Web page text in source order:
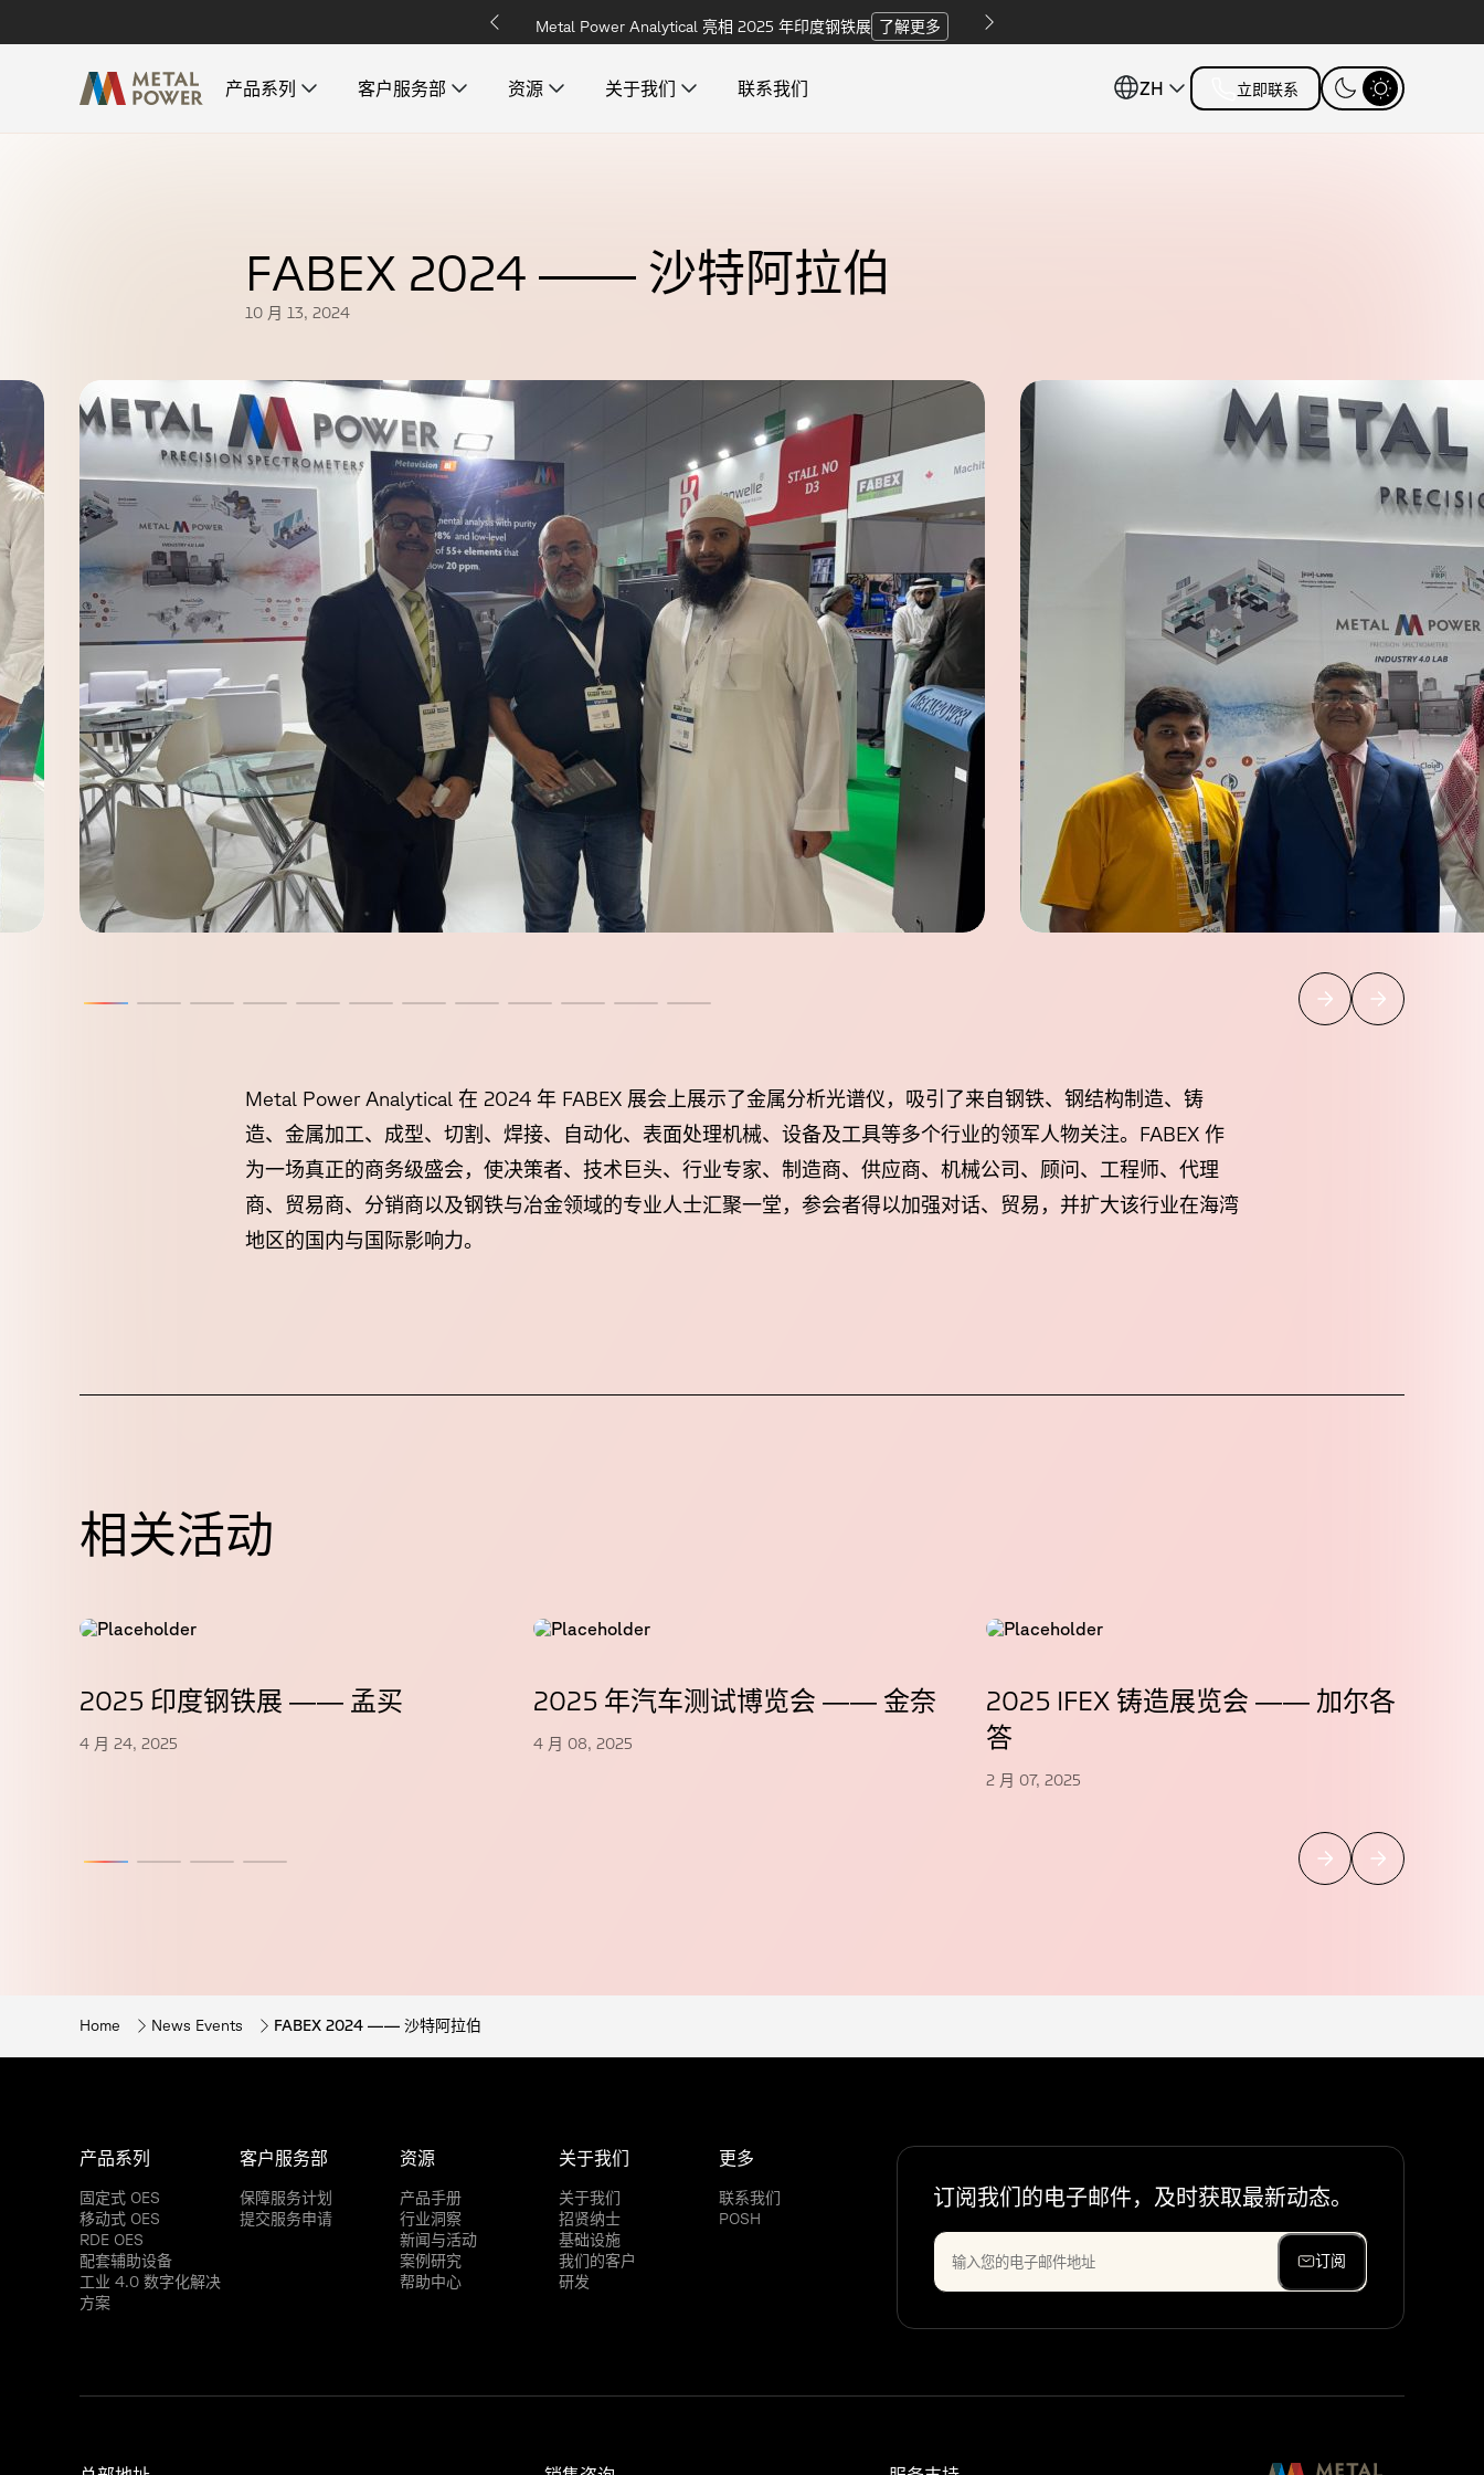
Metal Power Analytical 亮相 2025 年印度钢铁展 了解更多
产品系列
用于金属分析的固定式 OES
我们的固定式 Arc/Spark OES 为金属
分析提供高产能解决方案。
移动式金属分析 OES
我们的便携式 OES 坚固耐用、性能可
靠，是为现场金属分析量身打造的解
用于油液分析的 RDE OES
我们的旋转圆盘电极光学发射光谱仪
(RDE OES) 可精准测定油液中的元素
成分。
配套辅助设备
提供各类配套设备与转接器，为您全
方位提升光谱仪的操作性能。
工业 4.0 数字化解决方案
搭载工业 4.0 数字化解决方案可实时
提供信息、诊断数据与洞察，帮助您
实现生产效率跃升。
查看全部产品
客户服务部
涵盖零部件供应与专业服务的全方位
的价值支持。
申请提供服务
填写本页联系表单，即可预约咨询服
帮助中心
Metal Power Analytical 为印度客户直
接提供服务支持。
客户服务
资源
查找有关我们产品、服务和技术的一
行业洞察
了解我们的光谱仪在各领域、各行业
的核心应用与深度洞察。
关注 Metal Power Analytical 的最新
动态与活动资讯。
请下载我们的产品手册、软件包、白
皮书及其他行业资源。
案例研究
Explore real-world success stories
of our customers featuring
applications, insights, & measurable
results
请下载我们的产品手册、软
件包、白皮书及其他行业资
关于我们
三十余年来，Metal Power Analytical
的先驱。
基础设施
了解我们为追求高性能与高效率而打
我们的客户
认识我们的全球客户群体，以及我们
如何确保为客户提供令其满意的高标
准服务。
招贤纳士
我们始终坚信，卓越并不是终点，而
是我们永不止步的追求。
研发
创新与发明，既是 Metal Power
Analytical 的发展基因，更是驱动我们
前行的核心动力。
依托全球布局，打造卓越客户
联系我们 ZH 立即联系
FABEX 2024 —— 沙特阿拉伯
10 月 13, 2024
Metal Power Analytical 在 2024 年 FABEX 展会上展示了金属分析光谱仪，吸引了来自钢铁、钢结构制造、铸
造、金属加工、成型、切割、焊接、自动化、表面处理机械、设备及工具等多个行业的领军人物关注。FABEX 作
为一场真正的商务级盛会，使决策者、技术巨头、行业专家、制造商、供应商、机械公司、顾问、工程师、代理
商、贸易商、分销商以及钢铁与冶金领域的专业人士汇聚一堂，参会者得以加强对话、贸易，并扩大该行业在海湾
地区的国内与国际影响力。
相关活动
2025 印度钢铁展 —— 孟买
4 月 24, 2025
2025 年汽车测试博览会 —— 金奈
4 月 08, 2025
2025 IFEX 铸造展览会 —— 加尔各
答
2 月 07, 2025
Home News Events FABEX 2024 —— 沙特阿拉伯
产品系列
固定式 OES
移动式 OES
RDE OES
配套辅助设备
工业 4.0 数字化解决
方案
客户服务部
保障服务计划
提交服务申请
资源
产品手册
行业洞察
新闻与活动
案例研究
帮助中心
关于我们
关于我们
招贤纳士
基础设施
我们的客户
研发
更多
联系我们
POSH
订阅我们的电子邮件，及时获取最新动态。
订阅